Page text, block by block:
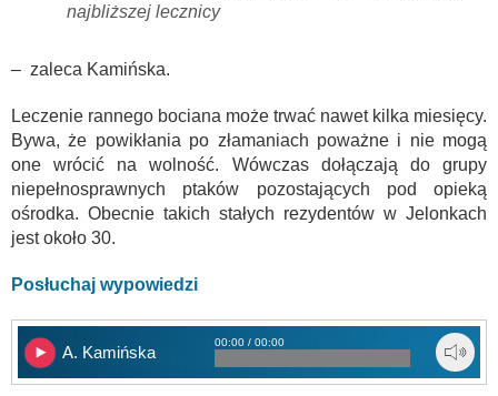
najbliższej lecznicy
– zaleca Kamińska.
Leczenie rannego bociana może trwać nawet kilka miesięcy.
Bywa, że powikłania po złamaniach poważne i nie mogą
one wrócić na wolność. Wówczas dołączają do grupy
niepełnosprawnych ptaków pozostających pod opieką
ośrodka. Obecnie takich stałych rezydentów w Jelonkach
jest około 30.
Posłuchaj wypowiedzi
A. Kamińska
00:00 / 00:00